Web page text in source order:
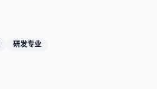
研发专业